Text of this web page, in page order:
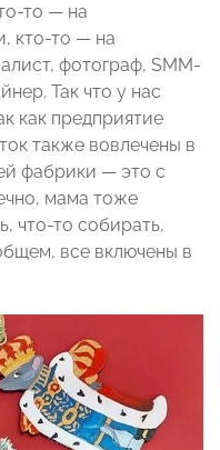
то — на
кто-то — на
фотограф, SMM-
Так что у нас
как предприятие
также вовлечены в
фабрики — это с
мама тоже
что-то собирать,
все включены в